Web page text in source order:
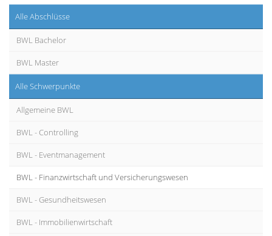
Alle Abschlüsse
BWL Bachelor
BWL Master
Alle Schwerpunkte
Allgemeine BWL
BWL - Controlling
BWL - Eventmanagement
BWL - Finanzwirtschaft und Versicherungswesen
BWL - Gesundheitswesen
BWL - Immobilienwirtschaft